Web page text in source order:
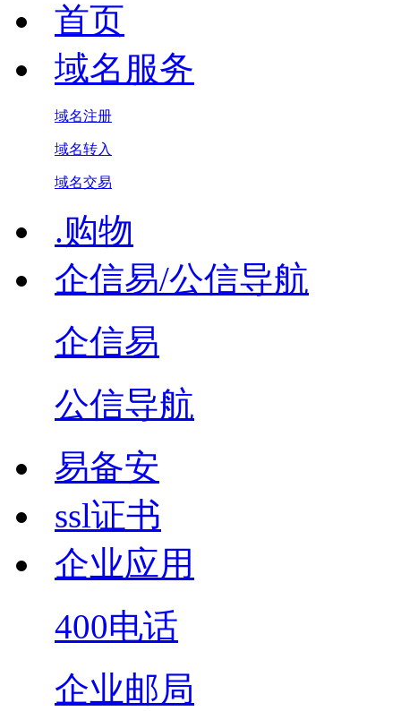
首页
域名服务
域名注册
域名转入
域名交易
.购物
企信易/公信导航
企信易
公信导航
易备安
ssl证书
企业应用
400电话
企业邮局